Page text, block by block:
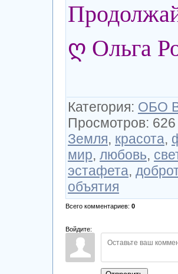
ღ Ольга
Категория: ОБО
Просмотров: 626
Земля, красота,
мир, любовь,
эстафета,
объятия
Всего комментариев: 0
Войдите: